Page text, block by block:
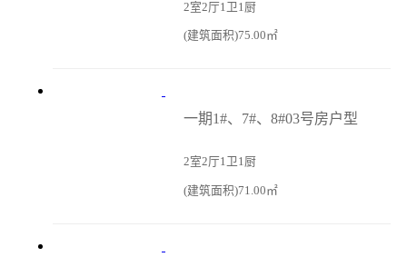
2室2厅1卫1厨
(建筑面积)75.00㎡
一期1#、7#、8#03号房户型
2室2厅1卫1厨
(建筑面积)71.00㎡